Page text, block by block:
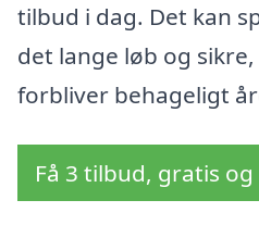
tilbud i dag. Det kan
det lange løb og
forbliver behageligt
Få 3 tilbud, gratis